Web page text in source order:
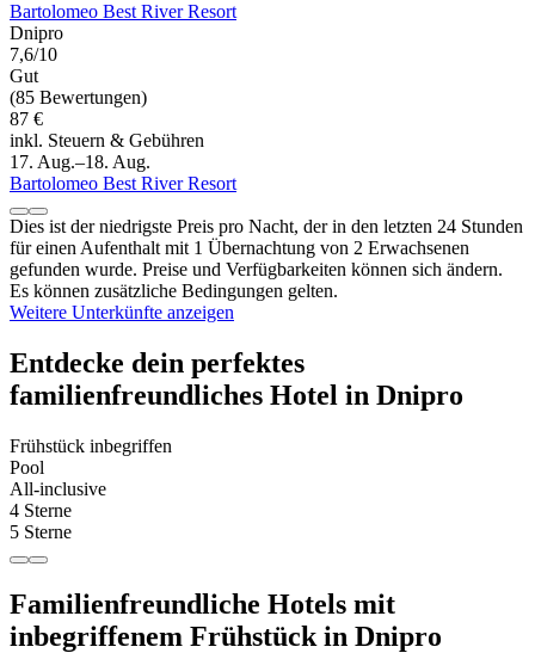
Bartolomeo Best River Resort
Dnipro
7,6/10
Gut
(85 Bewertungen)
87 €
inkl. Steuern & Gebühren
17. Aug.–18. Aug.
Bartolomeo Best River Resort
Dies ist der niedrigste Preis pro Nacht, der in den letzten 24 Stunden
für einen Aufenthalt mit 1 Übernachtung von 2 Erwachsenen
gefunden wurde. Preise und Verfügbarkeiten können sich ändern.
Es können zusätzliche Bedingungen gelten.
Weitere Unterkünfte anzeigen
Entdecke dein perfektes
familienfreundliches Hotel in Dnipro
Frühstück inbegriffen
Pool
All-inclusive
4 Sterne
5 Sterne
Familienfreundliche Hotels mit
inbegriffenem Frühstück in Dnipro